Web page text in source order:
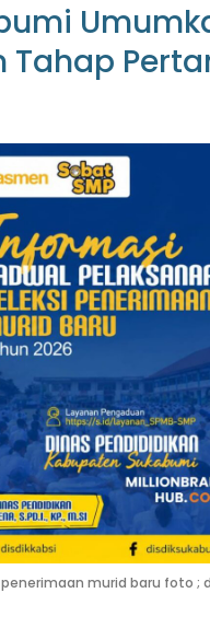
Tahap
murid baru foto ;